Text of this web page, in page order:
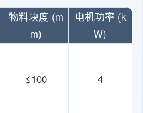
物料块度 (m
m)
电机功率 (k
W)
≤100 4